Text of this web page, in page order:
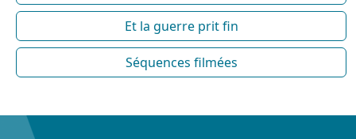
Et la guerre prit fin
Séquences filmées